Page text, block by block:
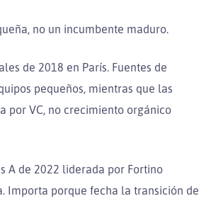
no un incumbente maduro.
de 2018 en París. Fuentes de
pequeños, mientras que las
por VC, no crecimiento orgánico
A de 2022 liderada por Fortino
Importa porque fecha la transición de